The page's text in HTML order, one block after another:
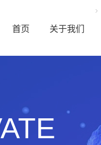
首页 关于我们